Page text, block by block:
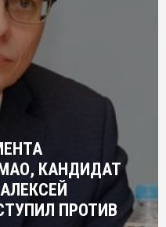
КАНДИДАТ
ПРОТИВ